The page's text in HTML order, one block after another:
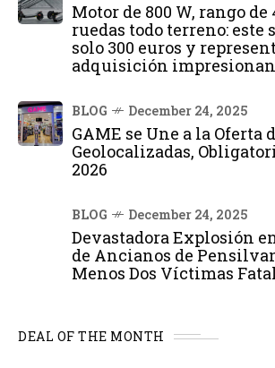
Motor de 800 W, rango de
ruedas todo terreno: este
solo 300 euros y
adquisición
BLOG December 24, 2025
GAME se Une a la Oferta
Geolocalizadas,
2026
BLOG December 24, 2025
Devastadora Explosión
de Ancianos de
Menos Dos Víctimas
DEAL OF THE MONTH